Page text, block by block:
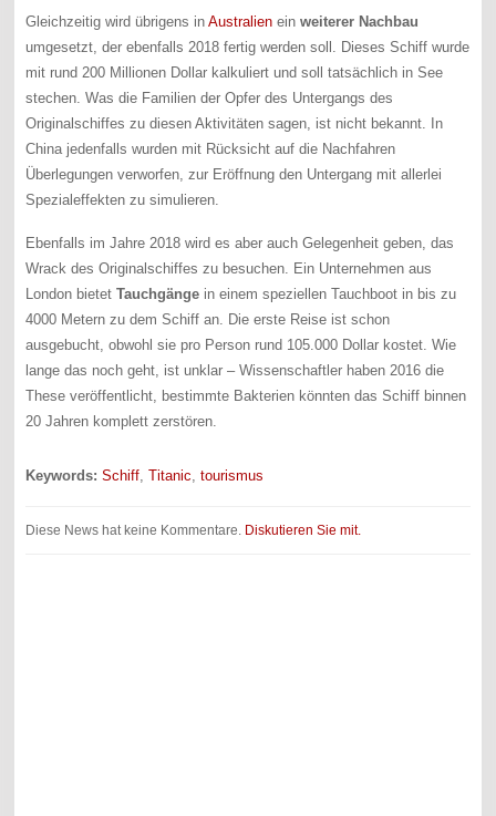
Gleichzeitig wird übrigens inAustralien einweiterer Nachbau
umgesetzt, der ebenfalls 2018 fertig werden soll. Dieses Schiff wurde
mit rund 200 Millionen Dollar kalkuliert und soll tatsächlich in See
stechen. Was die Familien der Opfer des Untergangs des
Originalschiffes zu diesen Aktivitäten sagen, ist nicht bekannt. In
China jedenfalls wurden mit Rücksicht auf die Nachfahren
Überlegungen verworfen, zur Eröffnung den Untergang mit allerlei
Spezialeffekten zu simulieren.
Ebenfalls im Jahre 2018 wird es aber auch Gelegenheit geben, das
Wrack des Originalschiffes zu besuchen. Ein Unternehmen aus
London bietetTauchgänge in einem speziellen Tauchboot in bis zu
4000 Metern zu dem Schiff an. Die erste Reise ist schon
ausgebucht, obwohl sie pro Person rund 105.000 Dollar kostet. Wie
lange das noch geht, ist unklar – Wissenschaftler haben 2016 die
These veröffentlicht, bestimmte Bakterien könnten das Schiff binnen
20 Jahren komplett zerstören.
Keywords: Schiff ,Titanic ,tourismus
Diese News hat keine Kommentare. Diskutieren Sie mit.